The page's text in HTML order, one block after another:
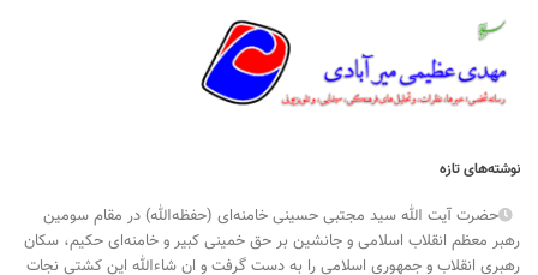
نوشته‌های تازه
حضرت آیت الله سید مجتبی حسینی خامنه‌ای (حفظه‌الله) در مقام سومین
رهبر معظم انقلاب اسلامی و جانشین بر حق خمینی کبیر و خامنه‌ای حکیم، سکان
رهبری انقلاب و جمهوری اسلامی را به دست گرفت و ان شاءالله این کشتی نجات